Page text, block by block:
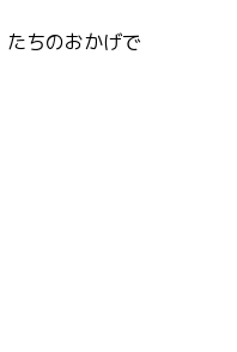
ちのおかげで